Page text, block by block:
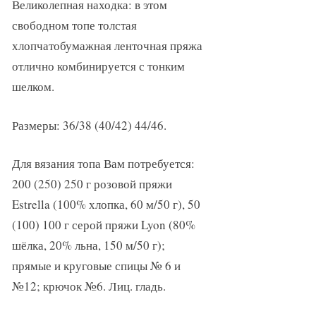
Великолепная находка: в этом
свободном топе толстая
хлопчатобумажная ленточная пряжа
отлично комбинируется с тонким
шелком.
Размеры: 36/38 (40/42) 44/46.
Для вязания топа Вам потребуется:
200 (250) 250 г розовой пряжи
Estrella (100% хлопка, 60 м/50 г), 50
(100) 100 г серой пряжи Lyon (80%
шёлка, 20% льна, 150 м/50 г);
прямые и круговые спицы № 6 и
№12; крючок №6. Лиц. гладь.